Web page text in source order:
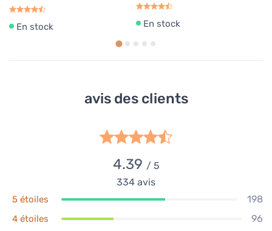
En stock En stock
avis des clients
4.39 / 5
334 avis
5 étoiles 198
4 étoiles 96